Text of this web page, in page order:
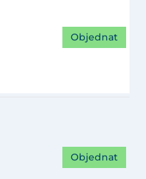
Objednat
Objednat